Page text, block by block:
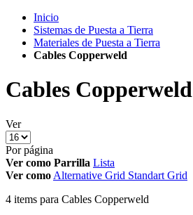
Inicio
Sistemas de Puesta a Tierra
Materiales de Puesta a Tierra
Cables Copperweld
Cables Copperweld
Ver
Por página
Ver como Parrilla Lista
Ver como Alternative Grid Standart Grid
4 items para Cables Copperweld